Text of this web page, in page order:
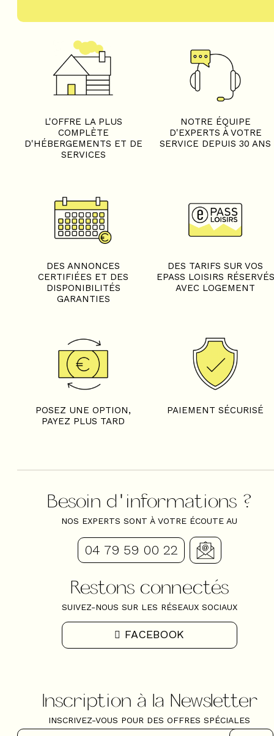
L'OFFRE LA PLUS
COMPLÈTE
D'HÉBERGEMENTS ET DE
SERVICES
NOTRE ÉQUIPE
D'EXPERTS À VOTRE
SERVICE DEPUIS 30 ANS
DES ANNONCES
CERTIFIÉES ET DES
DISPONIBILITÉS
GARANTIES
DES TARIFS SUR VOS
EPASS LOISIRS RÉSERVÉS
AVEC LOGEMENT
POSEZ UNE OPTION,
PAYEZ PLUS TARD
PAIEMENT SÉCURISÉ
Besoin d'informations ?
NOS EXPERTS SONT À VOTRE ÉCOUTE AU
04 79 59 00 22
Restons connectés
SUIVEZ-NOUS SUR LES RÉSEAUX SOCIAUX
FACEBOOK
Inscription à la Newsletter
INSCRIVEZ-VOUS POUR DES OFFRES SPÉCIALES